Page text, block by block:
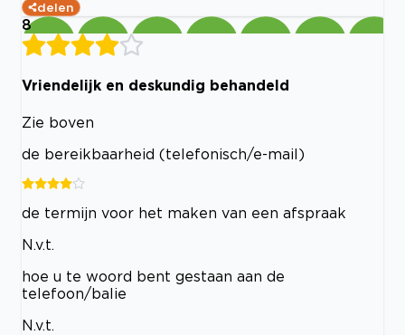
delen
8
Vriendelijk en deskundig behandeld
Zie boven
de bereikbaarheid (telefonisch/e-mail)
de termijn voor het maken van een afspraak
N.v.t.
hoe u te woord bent gestaan aan de
telefoon/balie
N.v.t.